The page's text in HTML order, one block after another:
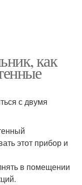
как
с двумя
этот прибор и
в помещении